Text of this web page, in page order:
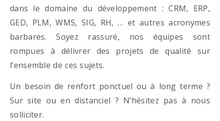
dans le domaine du développement : CRM, ERP,
GED, PLM, WMS, SIG, RH, … et autres acronymes
barbares. Soyez rassuré, nos équipes sont
rompues à délivrer des projets de qualité sur
l’ensemble de ces sujets.
Un besoin de renfort ponctuel ou à long terme ?
Sur site ou en distanciel ? N’hésitez pas à nous
solliciter.